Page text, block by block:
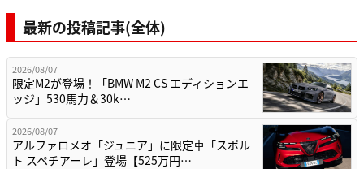
最新の投稿記事(全体)
2026/08/07
限定M2が登場！「BMW M2 CS エディションエ
ッジ」530馬力＆30k…
2026/08/07
アルファロメオ「ジュニア」に限定車「スポル
ト スペチアーレ」登場【525万円…